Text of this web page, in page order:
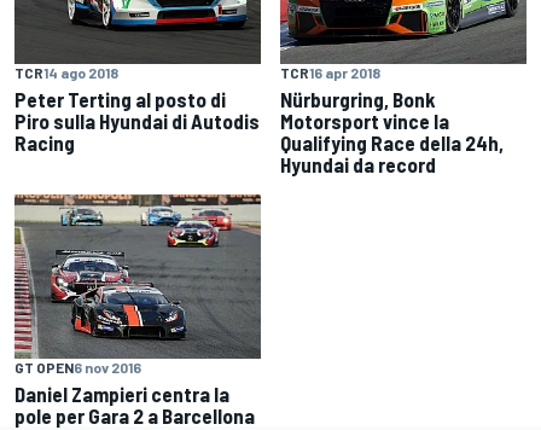
TCR14 ago 2018
Peter Terting al posto di
Piro sulla Hyundai di Autodis
Racing
TCR16 apr 2018
Nürburgring, Bonk
Motorsport vince la
Qualifying Race della 24h,
Hyundai da record
GT OPEN6 nov 2016
Daniel Zampieri centra la
pole per Gara 2 a Barcellona